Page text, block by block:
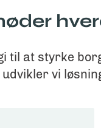
at styrke
vi